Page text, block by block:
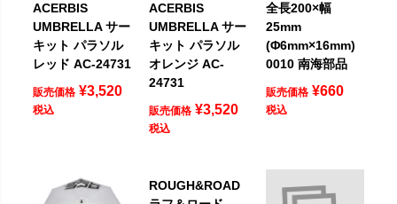
ACERBIS
UMBRELLA サー
キット パラソル
レッド AC-24731
販売価格 ¥3,520
税込
ACERBIS
UMBRELLA サー
キット パラソル
オレンジ AC-
24731
販売価格 ¥3,520
税込
全長200×幅
25mm
(Φ6mm×16mm)
0010 南海部品
販売価格 ¥660
税込
ROUGH&ROAD